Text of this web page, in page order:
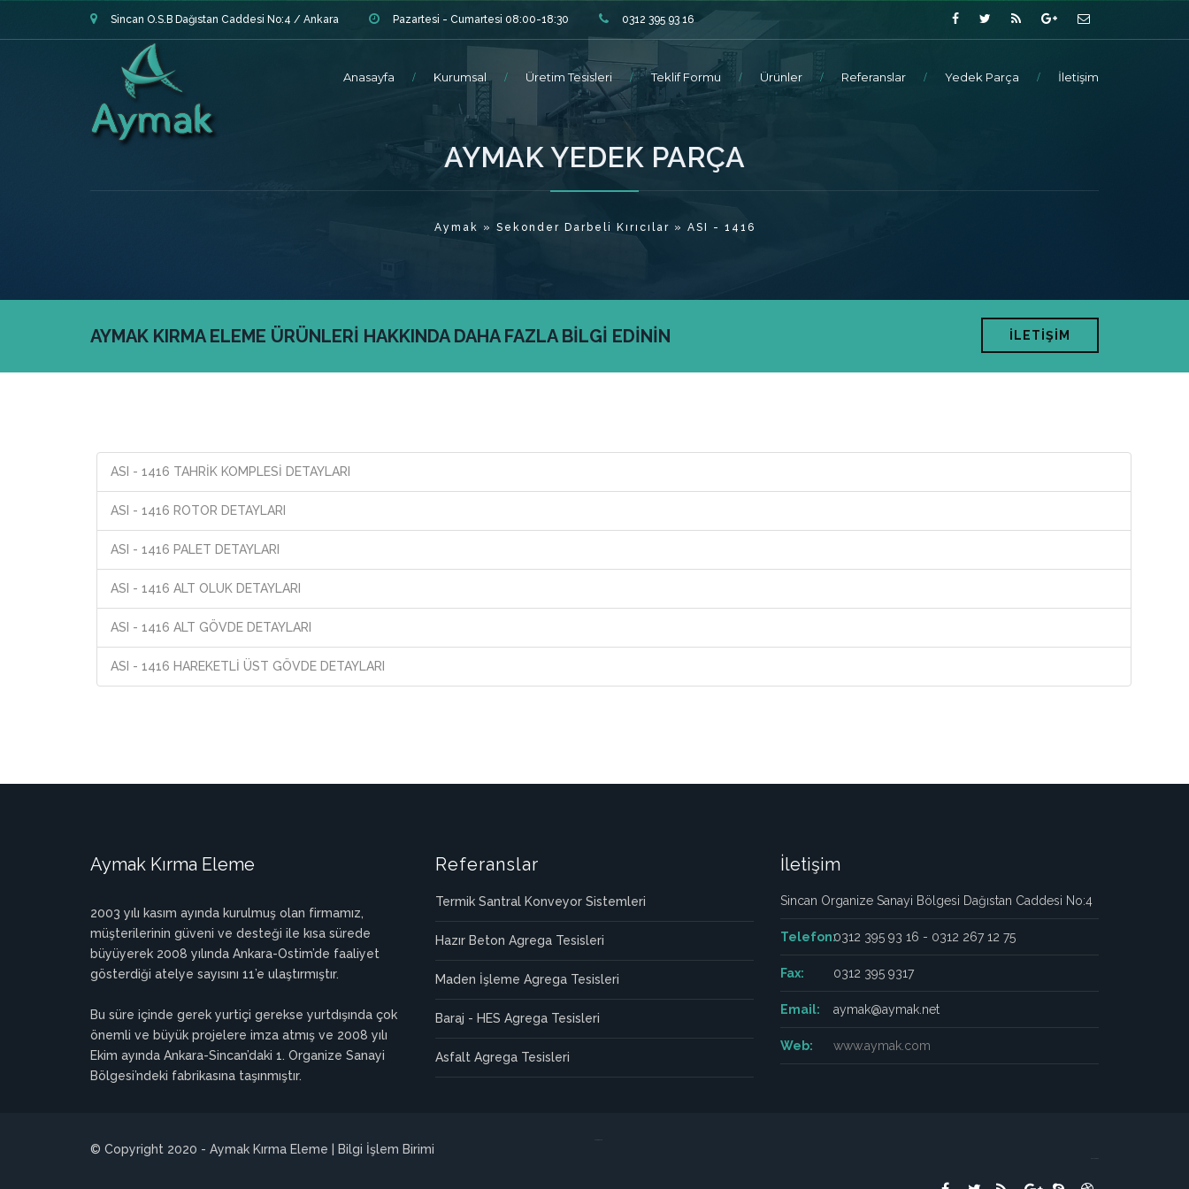
Sincan O.S.B Dağıstan Caddesi No:4 / Ankara Pazartesi - Cumartesi 08:00-18:30 0312 395 93 16
Anasayfa Kurumsal Üretim Tesisleri Teklif Formu Ürünler Referanslar Yedek Parça İletişim
AYMAK YEDEK PARÇA
Aymak » Sekonder Darbeli Kırıcılar » ASI - 1416
AYMAK KIRMA ELEME ÜRÜNLERİ HAKKINDA DAHA FAZLA BİLGİ EDİNİN İLETİŞİM
ASI - 1416 TAHRİK KOMPLESİ DETAYLARI
ASI - 1416 ROTOR DETAYLARI
ASI - 1416 PALET DETAYLARI
ASI - 1416 ALT OLUK DETAYLARI
ASI - 1416 ALT GÖVDE DETAYLARI
ASI - 1416 HAREKETLİ ÜST GÖVDE DETAYLARI
Aymak Kırma Eleme
2003 yılı kasım ayında kurulmuş olan firmamız,
müşterilerinin güveni ve desteği ile kısa sürede
büyüyerek 2008 yılında Ankara-Ostim’de faaliyet
gösterdiği atelye sayısını 11’e ulaştırmıştır.
Bu süre içinde gerek yurtiçi gerekse yurtdışında çok
önemli ve büyük projelere imza atmış ve 2008 yılı
Ekim ayında Ankara-Sincan’daki 1. Organize Sanayi
Bölgesi’ndeki fabrikasına taşınmıştır.
Referanslar
Termik Santral Konveyor Sistemleri
Hazır Beton Agrega Tesisleri
Maden İşleme Agrega Tesisleri
Baraj - HES Agrega Tesisleri
Asfalt Agrega Tesisleri
İletişim
Sincan Organize Sanayi Bölgesi Dağıstan Caddesi No:4
Telefon:0312 395 93 16 - 0312 267 12 75
Fax: 0312 395 9317
Email: aymak@aymak.net
Web: www.aymak.com
© Copyright 2020 - Aymak Kırma Eleme | Bilgi İşlem Birimi